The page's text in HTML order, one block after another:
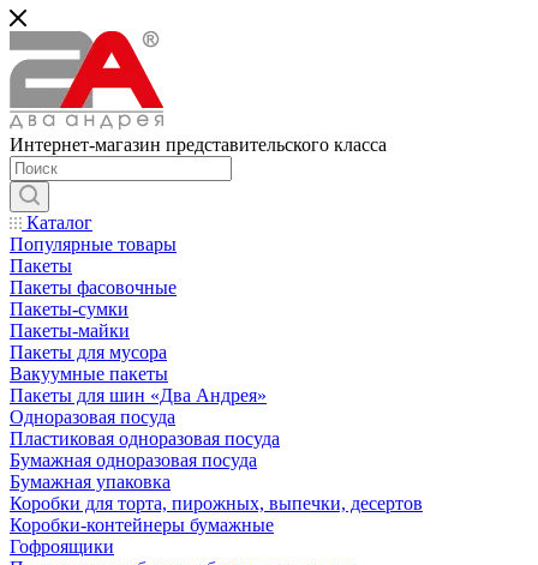
Интернет-магазин представительского класса
Каталог
Популярные товары
Пакеты
Пакеты фасовочные
Пакеты-сумки
Пакеты-майки
Пакеты для мусора
Вакуумные пакеты
Пакеты для шин «Два Андрея»
Одноразовая посуда
Пластиковая одноразовая посуда
Бумажная одноразовая посуда
Бумажная упаковка
Коробки для торта, пирожных, выпечки, десертов
Коробки-контейнеры бумажные
Гофроящики